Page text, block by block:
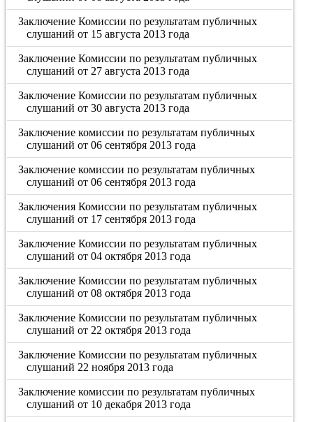
Заключение Комиссии по результатам публичных
слушаний от 15 августа 2013 года
Заключение Комиссии по результатам публичных
слушаний от 27 августа 2013 года
Заключение Комиссии по результатам публичных
слушаний от 30 августа 2013 года
Заключение комиссии по результатам публичных
слушаний от 06 сентября 2013 года
Заключение комиссии по результатам публичных
слушаний от 06 сентября 2013 года
Заключения Комиссии по результатам публичных
слушаний от 17 сентября 2013 года
Заключение Комиссии по результатам публичных
слушаний от 04 октября 2013 года
Заключение Комиссии по результатам публичных
слушаний от 08 октября 2013 года
Заключение Комиссии по результатам публичных
слушаний от 22 октября 2013 года
Заключение Комиссии по результатам публичных
слушаний 22 ноября 2013 года
Заключение комиссии по результатам публичных
слушаний от 10 декабря 2013 года